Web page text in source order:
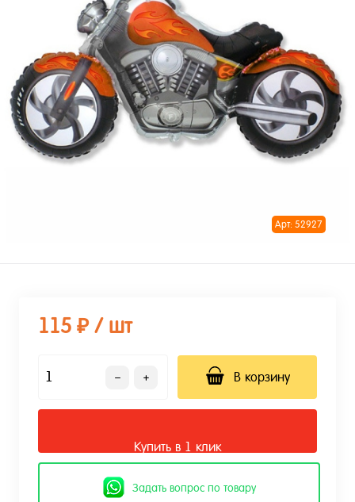
Арт: 52927
115 ₽ / шт
В корзину
Купить в 1 клик
Задать вопрос по товару